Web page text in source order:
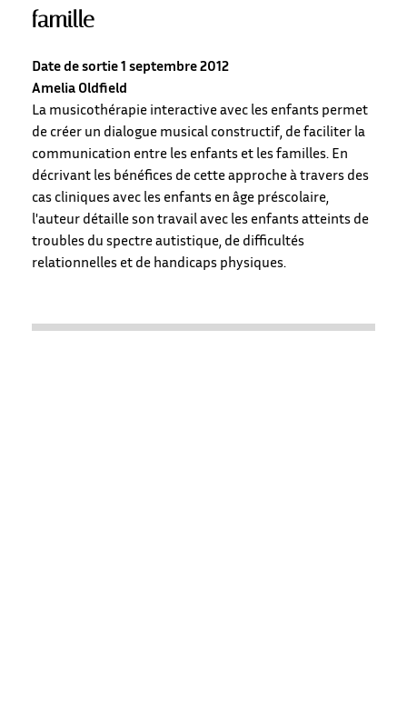
famille
Date de sortie 1 septembre 2012
Amelia Oldfield
La musicothérapie interactive avec les enfants permet
de créer un dialogue musical constructif, de faciliter la
communication entre les enfants et les familles. En
décrivant les bénéfices de cette approche à travers des
cas cliniques avec les enfants en âge préscolaire,
l'auteur détaille son travail avec les enfants atteints de
troubles du spectre autistique, de difficultés
relationnelles et de handicaps physiques.